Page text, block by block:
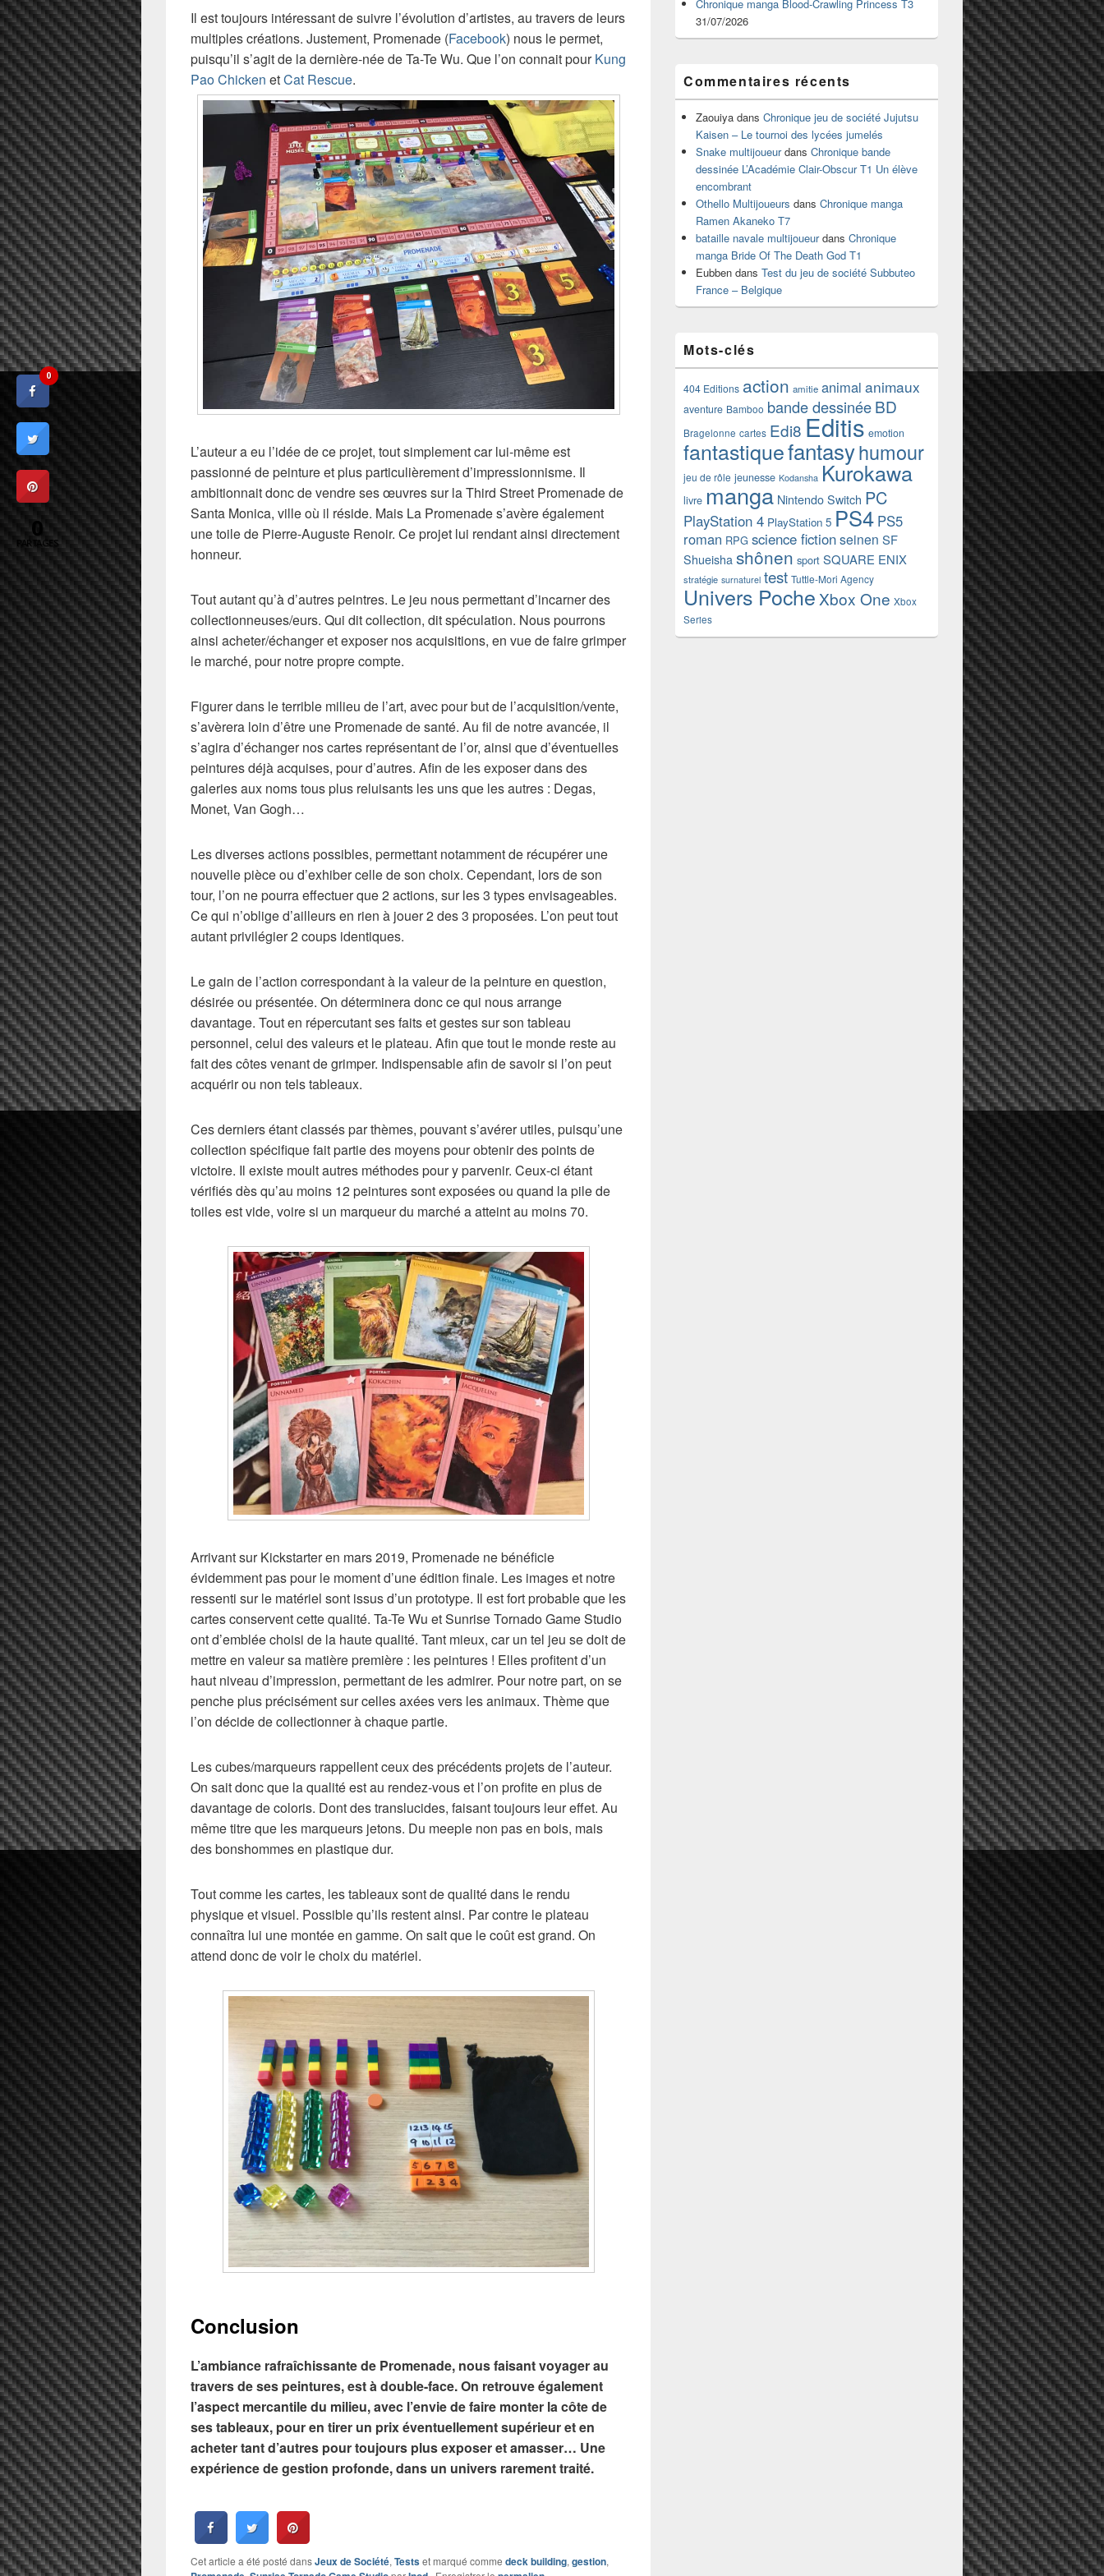
Il est toujours intéressant de suivre l’évolution d’artistes, au travers de leurs
multiples créations. Justement, Promenade (Facebook) nous le permet,
puisqu’il s’agit de la dernière-née de Ta-Te Wu. Que l’on connait pourKung
Pao Chicken etCat Rescue.
L’auteur a eu l’idée de ce projet, tout simplement car lui-même est
passionné de peinture et plus particulièrement d’impressionnisme. Il
ambitionnait donc de vendre ses œuvres sur la Third Street Promenade de
Santa Monica, ville où il réside. Mais La Promenade s’avère également
une toile de Pierre-Auguste Renoir. Ce projet lui rendant ainsi directement
honneur.
Tout autant qu’à d’autres peintres. Le jeu nous permettant d’incarner des
collectionneuses/eurs. Qui dit collection, dit spéculation. Nous pourrons
ainsi acheter/échanger et exposer nos acquisitions, en vue de faire grimper
le marché, pour notre propre compte.
Figurer dans le terrible milieu de l’art, avec pour but de l’acquisition/vente,
s’avèrera loin d’être une Promenade de santé. Au fil de notre avancée, il
s’agira d’échanger nos cartes représentant de l’or, ainsi que d’éventuelles
peintures déjà acquises, pour d’autres. Afin de les exposer dans des
galeries aux noms tous plus reluisants les uns que les autres : Degas,
Monet, Van Gogh…
Les diverses actions possibles, permettant notamment de récupérer une
nouvelle pièce ou d’exhiber celle de son choix. Cependant, lors de son
tour, l’on ne pourra effectuer que 2 actions, sur les 3 types envisageables.
Ce qui n’oblige d’ailleurs en rien à jouer 2 des 3 proposées. L’on peut tout
autant privilégier 2 coups identiques.
Le gain de l’action correspondant à la valeur de la peinture en question,
désirée ou présentée. On déterminera donc ce qui nous arrange
davantage. Tout en répercutant ses faits et gestes sur son tableau
personnel, celui des valeurs et le plateau. Afin que tout le monde reste au
fait des côtes venant de grimper. Indispensable afin de savoir si l’on peut
acquérir ou non tels tableaux.
Ces derniers étant classés par thèmes, pouvant s’avérer utiles, puisqu’une
collection spécifique fait partie des moyens pour obtenir des points de
victoire. Il existe moult autres méthodes pour y parvenir. Ceux-ci étant
vérifiés dès qu’au moins 12 peintures sont exposées ou quand la pile de
toiles est vide, voire si un marqueur du marché a atteint au moins 70.
Arrivant sur Kickstarter en mars 2019, Promenade ne bénéficie
évidemment pas pour le moment d’une édition finale. Les images et notre
ressenti sur le matériel sont issus d’un prototype. Il est fort probable que les
cartes conservent cette qualité. Ta-Te Wu et Sunrise Tornado Game Studio
ont d’emblée choisi de la haute qualité. Tant mieux, car un tel jeu se doit de
mettre en valeur sa matière première : les peintures ! Elles profitent d’un
haut niveau d’impression, permettant de les admirer. Pour notre part, on se
penche plus précisément sur celles axées vers les animaux. Thème que
l’on décide de collectionner à chaque partie.
Les cubes/marqueurs rappellent ceux des précédents projets de l’auteur.
On sait donc que la qualité est au rendez-vous et l’on profite en plus de
davantage de coloris. Dont des translucides, faisant toujours leur effet. Au
même titre que les marqueurs jetons. Du meeple non pas en bois, mais
des bonshommes en plastique dur.
Tout comme les cartes, les tableaux sont de qualité dans le rendu
physique et visuel. Possible qu’ils restent ainsi. Par contre le plateau
connaîtra lui une montée en gamme. On sait que le coût est grand. On
attend donc de voir le choix du matériel.
Conclusion
L’ambiance rafraîchissante de Promenade, nous faisant voyager au
travers de ses peintures, est à double-face. On retrouve également
l’aspect mercantile du milieu, avec l’envie de faire monter la côte de
ses tableaux, pour en tirer un prix éventuellement supérieur et en
acheter tant d’autres pour toujours plus exposer et amasser… Une
expérience de gestion profonde, dans un univers rarement traité.
Cet article a été posté dansJeux de Société, Testset marqué comme deck building, gestion,
Chronique manga Blood-Crawling Princess T3
31/07/2026
Commentaires récents
Zaouiya dans Chronique jeu de société Jujutsu
Kaisen – Le tournoi des lycées jumelés
Snake multijoueurdans Chronique bande
dessinée L’Académie Clair-Obscur T1 Un élève
encombrant
Othello Multijoueurs dans Chronique manga
Ramen Akaneko T7
bataille navale multijoueurdans Chronique
manga Bride Of The Death God T1
Eubben dans Test du jeu de société Subbuteo
France – Belgique
Mots-clés
404 Editions action amitie animal animaux
aventure Bamboo bande dessinéeBD
Bragelonne cartes Edi8 Editis emotion
fantastiquefantasyhumour
jeu de rôle jeunesse Kodansha Kurokawa
livre manga Nintendo Switch PC
PlayStation 4 PlayStation 5 PS4 PS5
roman RPG science fictionseinen SF
Shueisha shônen sport SQUARE ENIX
stratégie surnaturel test Tuttle-Mori Agency
Univers Poche Xbox One Xbox
Series
0
0
PARTAGES